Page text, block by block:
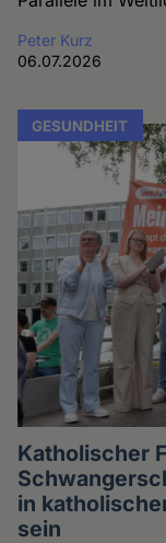
Peter Kurz
06.07.2026
GESUNDHEIT
Katholischer
in
sein